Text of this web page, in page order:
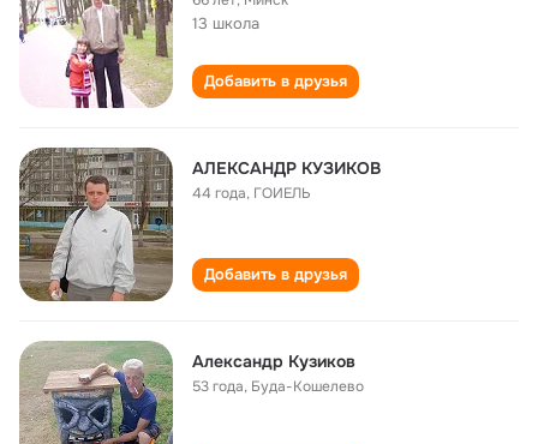
13 школа
Добавить в друзья
АЛЕКСАНДР КУЗИКОВ
44 года, ГОИЕЛЬ
Добавить в друзья
Александр Кузиков
53 года, Буда-Кошелево